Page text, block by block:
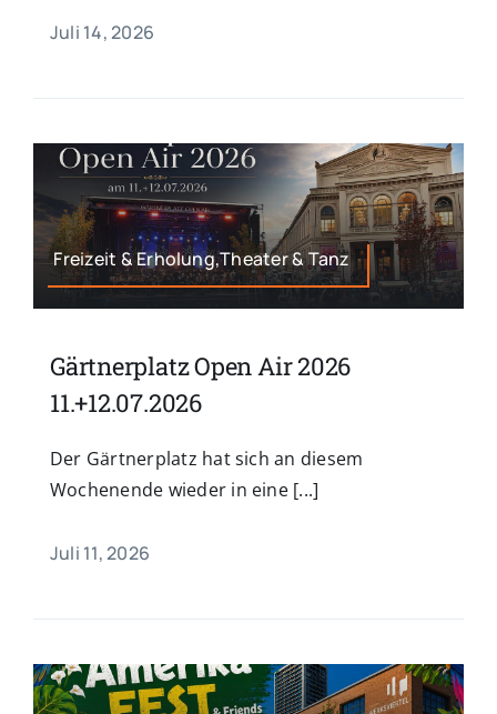
Juli 14, 2026
Freizeit & Erholung,Theater & Tanz
Gärtnerplatz Open Air 2026
11.+12.07.2026
Der Gärtnerplatz hat sich an diesem
Wochenende wieder in eine [...]
Juli 11, 2026